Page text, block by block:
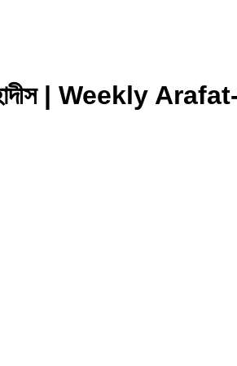
হাদীস | Weekly